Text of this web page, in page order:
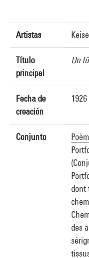
Artistas
Título
principal
Un
Fecha de
creación
1926
Conjunto
dont
des